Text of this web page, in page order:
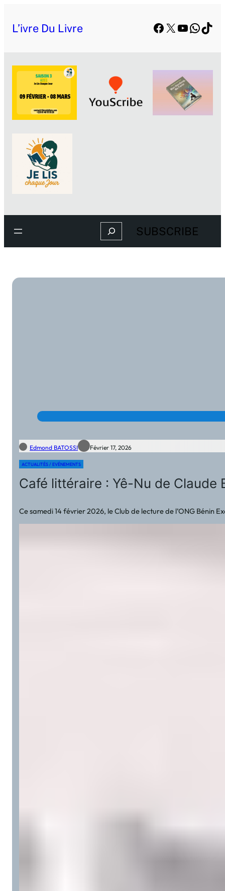
L’ivre Du Livre Facebook
X YouTube
Search SUBSCRIBE
Edmond BATOSSI Février 17, 2026
ACTUALITÉS / EVÉNEMENTS
Café littéraire : Yê-Nu de Claude
Ce samedi 14 février 2026, le Club de lecture de l’ONG Bénin